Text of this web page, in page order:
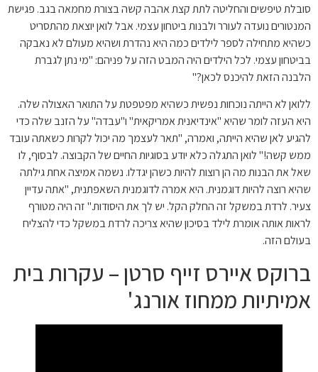
סובלת טיפשים והחליטה לתת קצת אהבה קשה בצורת מחמאה בגב. פגישת
המנטורים נועדה לעורר ולבנות ביטחון עצמי. אבל לואן יוצאת מהתסריט
כשהיא מתחילה לספר לילדים כמה היא נהדרת ושהיא מעולם לא נאבקה
בביטחון עצמי. לכל הילדים היה המבט הזה על פניהם: "מי נתן לגברת
הלבנה הזאת להיכנס לכאן?"
ללואן לא הייתה נוכחות נפשית כשהיא מפטפטת על התואר האצולה שלה.
היא העזה לומר שהיא "אינדיאנית אמריקאית" ו"עבדה" על הזנב שלה כדי
להגיע לאן שהיא הייתה, ואמרה, "תאר לעצמך מה יכול לקרות כשאתה עובד
ממש קשה!" לואן התגלה כלא יודע בסוגיות החיים של הקבוצה. לבסוף, לו
שאל את הבנות מה הן רוצות להיות כשהן יגדלו. נשמה אמיצה אחת גילתה
שהיא רוצה להיות דוגמנית. היא אמרה לדוגמנית השאפתנית, "אתה עדיין
צעיר. לרדת במשקל זה החלק הקל. יש לך את היסודות." זה היה מטורף
לראות אותה אומרת לילד בסיכון שהיא צריכה לרדת במשקל כדי להצליח
בעולם הזה.
ברוקס איירס זייף סרטן – עקרות בית
אמיתיות ממחוז אורנג'